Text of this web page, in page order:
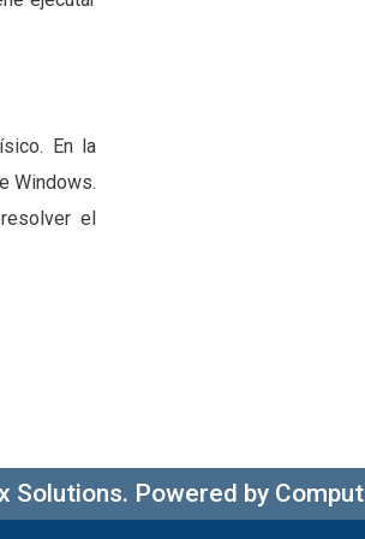
En la
Windows.
el
Solutions. Powered by